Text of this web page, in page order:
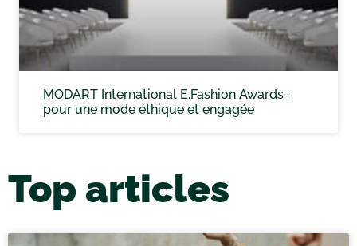
MODART International E.Fashion Awards :
pour une mode éthique et engagée
Top articles